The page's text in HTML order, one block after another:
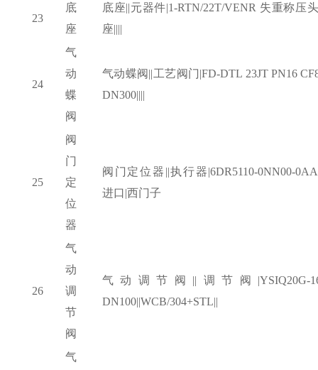
23
底
座
底座||元器件|1-RTN/22T/VENR 失重称压
座||||
24
气
动
蝶
阀
气动蝶阀||工艺阀门|FD-DTL 23JT PN16
DN300||||
25
阀
门
定
位
器
阀门定位器 ||执行器|6DR5110-0NN00-
进口|西门子
26
气
动
调
节
阀
气动调节阀 ||调节阀|YSIQ20G-
DN100||WCB/304+STL||
气